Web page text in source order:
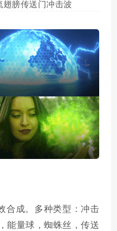
膀传送门冲击波
合成。多种类型：冲击
能量球，蜘蛛丝，传送